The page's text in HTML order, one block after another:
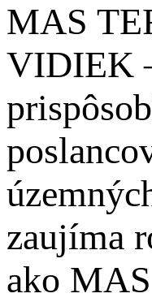
MAS
VIDIEK
zaujíma
ako